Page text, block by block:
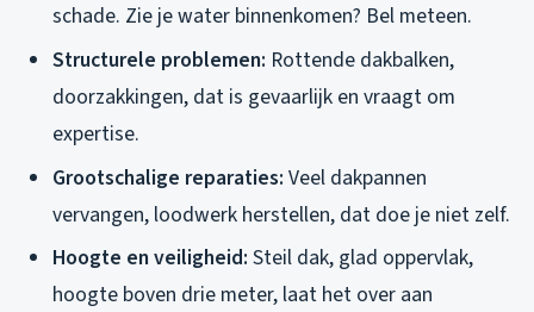
schade. Zie je water binnenkomen? Bel meteen.
Structurele problemen: Rottende dakbalken,
doorzakkingen, dat is gevaarlijk en vraagt om
expertise.
Grootschalige reparaties: Veel dakpannen
vervangen, loodwerk herstellen, dat doe je niet zelf.
Hoogte en veiligheid: Steil dak, glad oppervlak,
hoogte boven drie meter, laat het over aan